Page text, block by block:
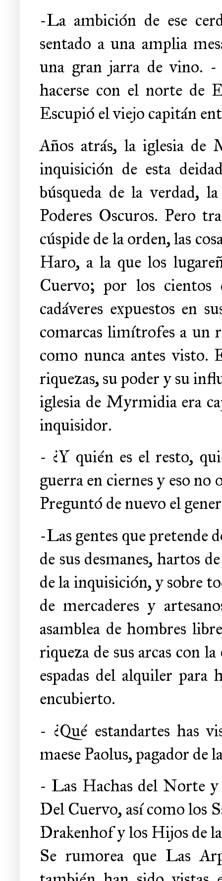
-La ambición de ese
sentado a una amplia
una gran jarra de vino. -
hacerse con el norte de
Escupió el viejo capitán
Años atrás, la iglesia de
inquisición de esta
búsqueda de la verdad,
Poderes Oscuros. Pero
cúspide de la orden, las
Haro, a la que los
Cuervo; por los cientos
cadáveres expuestos en
comarcas limítrofes a un
como nunca antes visto.
riquezas, su poder y su
iglesia de Myrmidia era
inquisidor.
- ¿Y quién es el resto,
guerra en ciernes y eso
Preguntó de nuevo el
-Las gentes que pretende
de sus desmanes, hartos
de la inquisición, y sobre
de mercaderes y
asamblea de hombres
riqueza de sus arcas con
espadas del alquiler
encubierto.
- ¿Qué estandartes has
maese Paolus, pagador de
- Las Hachas del Norte
Del Cuervo, así como los
Drakenhof y los Hijos de
Se rumorea que Las